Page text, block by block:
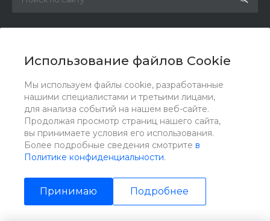
Использование файлов Cookie
Мы используем файлы cookie, разработанные
нашими специалистами и третьими лицами,
для анализа событий на нашем веб-сайте.
Продолжая просмотр страниц нашего сайта,
вы принимаете условия его использования.
Более подробные сведения смотрите в
Политике конфиденциальности.
Принимаю Подробнее
info@gidrov.com
г. Челябинск, ул. Масленникова,17Б, оф.311